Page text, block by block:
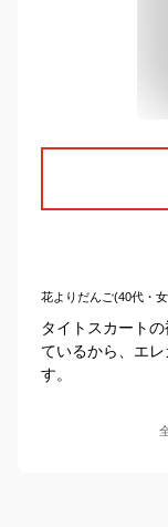
花よりだんご(40代・
タイトスカート
ているから、エ
す。